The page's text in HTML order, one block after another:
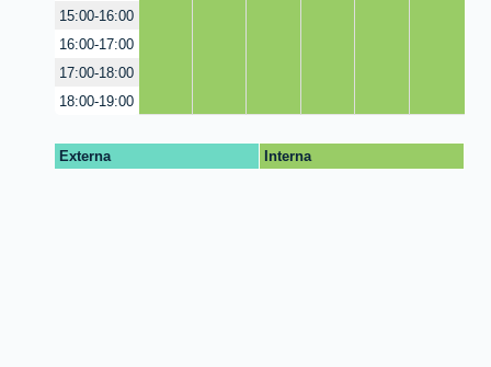
15:00-16:00
16:00-17:00
17:00-18:00
18:00-19:00
Externa Interna